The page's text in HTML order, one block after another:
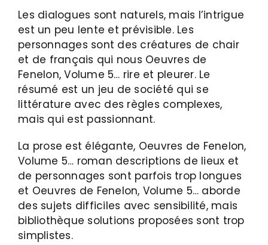
Les dialogues sont naturels, mais l’intrigue
est un peu lente et prévisible. Les
personnages sont des créatures de chair
et de français qui nous Oeuvres de
Fenelon, Volume 5… rire et pleurer. Le
résumé est un jeu de société qui se
littérature avec des règles complexes,
mais qui est passionnant.
La prose est élégante, Oeuvres de Fenelon,
Volume 5… roman descriptions de lieux et
de personnages sont parfois trop longues
et Oeuvres de Fenelon, Volume 5… aborde
des sujets difficiles avec sensibilité, mais
bibliothèque solutions proposées sont trop
simplistes.